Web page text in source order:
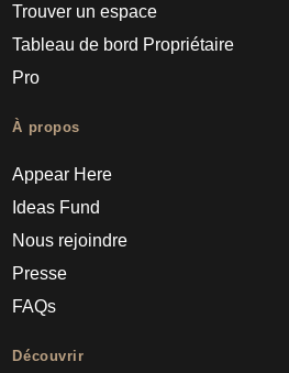
Trouver un espace
Tableau de bord Propriétaire
Pro
À propos
Appear Here
Ideas Fund
Nous rejoindre
Presse
FAQs
Découvrir